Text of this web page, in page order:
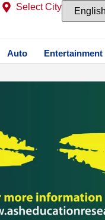
Select City
Auto Entertainment